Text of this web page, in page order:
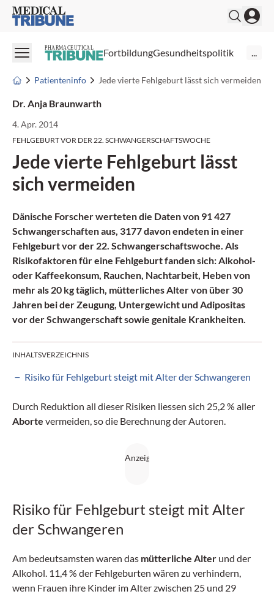
Medical Tribune
PHARMACEUTICAL FortbildungGesundheitspolitik ...
Patienteninfo Jede vierte Fehlgeburt lässt sich vermeiden
Dr. Anja Braunwarth
4. Apr. 2014
FEHLGEBURT VOR DER 22. SCHWANGERSCHAFTSWOCHE
Jede vierte Fehlgeburt lässt
sich vermeiden
Dänische Forscher werteten die Daten von 91 427
Schwangerschaften aus, 3177 davon endeten in einer
Fehlgeburt vor der 22. Schwangerschaftswoche. Als
Risikofaktoren für eine Fehlgeburtfanden sich: Alkohol-
oder Kaffeekonsum, Rauchen, Nachtarbeit, Heben von
mehr als 20 kg täglich, mütterliches Alter von über 30
Jahren bei der Zeugung, Untergewicht und Adipositas
vor der Schwangerschaft sowie genitale Krankheiten.
INHALTSVERZEICHNIS
Risiko für Fehlgeburt steigt mit Alter der Schwangeren
Durch Reduktion all dieser Risiken liessen sich 25,2 % aller
Aborte vermeiden, so die Berechnung der Autoren.
Risiko für Fehlgeburt steigt mit Alter
der Schwangeren
Am bedeutsamsten waren das mütterliche Alter und der
Alkohol. 11,4 % der Fehlgeburten wären zu verhindern,
wenn Frauen ihre Kinder im Alter zwischen 25 und 29